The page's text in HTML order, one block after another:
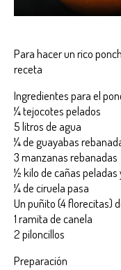
Para hacer un rico
receta
Ingredientes para el
¼ tejocotes pelados
5 litros de agua
¼ de guayabas
3 manzanas rebanadas
½ kilo de cañas peladas
¼ de ciruela pasa
Un puñito (4 florecitas)
1 ramita de canela
2 piloncillos
Preparación